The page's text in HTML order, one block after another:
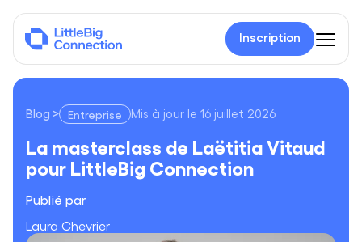
Inscription
Blog > Entreprise
La masterclass de Laëtitia Vitaud pour LittleBig Connection
Mis à jour le 16 juillet 2026
La masterclass de Laëtitia Vitaud
pour LittleBig Connection
Publié par
Laura Chevrier